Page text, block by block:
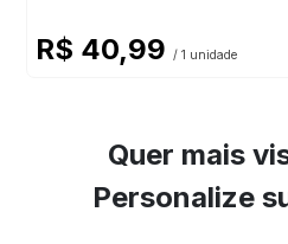
R$ 40,99 / 1 unidade
Quer mais
Personalize